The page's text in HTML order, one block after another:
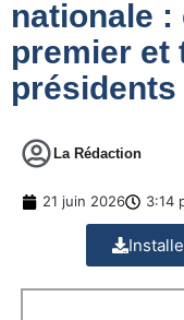
nationale :
premier et
présidents
La Rédaction
21 juin 2026 3:14